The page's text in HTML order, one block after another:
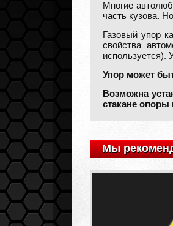
Многие
часть кузова.
Газовый упор
свойства
используется).
Упор может
Возможна
стакане опоры
Мы